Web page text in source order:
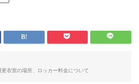
衣室の場所、ロッカー料金について